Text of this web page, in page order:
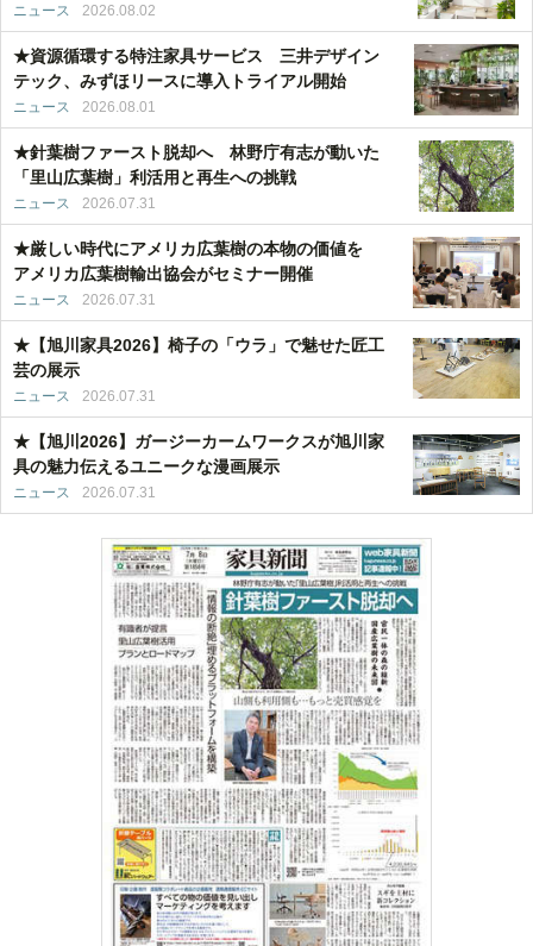
ニュース 2026.08.02
★資源循環する特注家具サービス 三井デザイン
テック、みずほリースに導入トライアル開始
ニュース 2026.08.01
★針葉樹ファースト脱却へ 林野庁有志が動いた
「里山広葉樹」利活用と再生への挑戦
ニュース 2026.07.31
★厳しい時代にアメリカ広葉樹の本物の価値を
アメリカ広葉樹輸出協会がセミナー開催
ニュース 2026.07.31
★【旭川家具2026】椅子の「ウラ」で魅せた匠工
芸の展示
ニュース 2026.07.31
★【旭川2026】ガージーカームワークスが旭川家
具の魅力伝えるユニークな漫画展示
ニュース 2026.07.31